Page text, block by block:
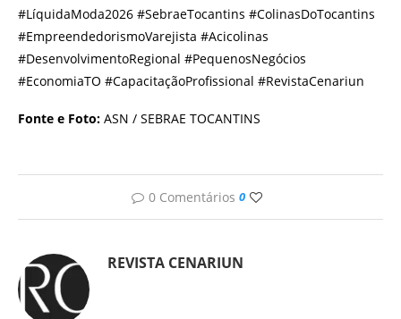
#LíquidaModa2026 #SebraeTocantins #ColinasDoTocantins
#EmpreendedorismoVarejista #Acicolinas
#DesenvolvimentoRegional #PequenosNegócios
#EconomiaTO #CapacitaçãoProfissional #RevistaCenariun
Fonte e Foto: ASN / SEBRAE TOCANTINS
0 Comentários 0
REVISTA CENARIUN